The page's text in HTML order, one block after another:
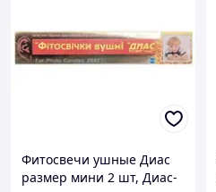
Фитосвечи ушные Диас
размер мини 2 шт, Диас-